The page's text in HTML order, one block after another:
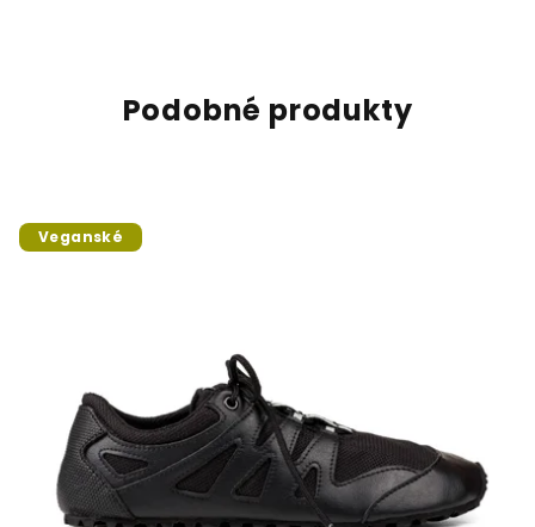
Podobné produkty
Veganské